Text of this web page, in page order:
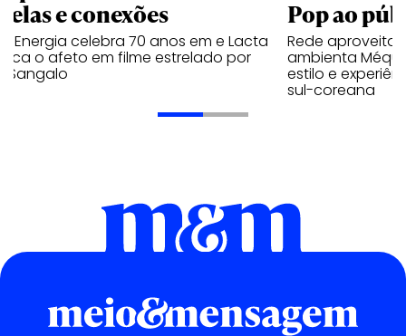
e conexões
Energia celebra 70 anos em e Lacta
o afeto em filme estrelado por
Sangalo
Pop ao
Rede aproveita
ambienta Méqui
estilo e
sul-coreana